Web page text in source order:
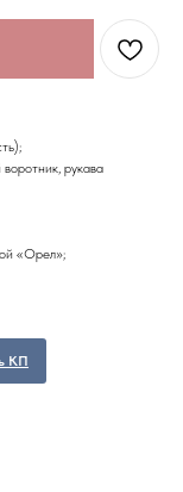
рукава
«Орел»;
КП